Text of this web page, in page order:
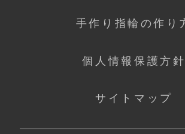
手作り指輪の作り
個人情報保護方針
サイトマップ